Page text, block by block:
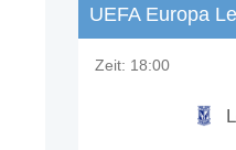
UEFA Europa
Zeit: 18:00